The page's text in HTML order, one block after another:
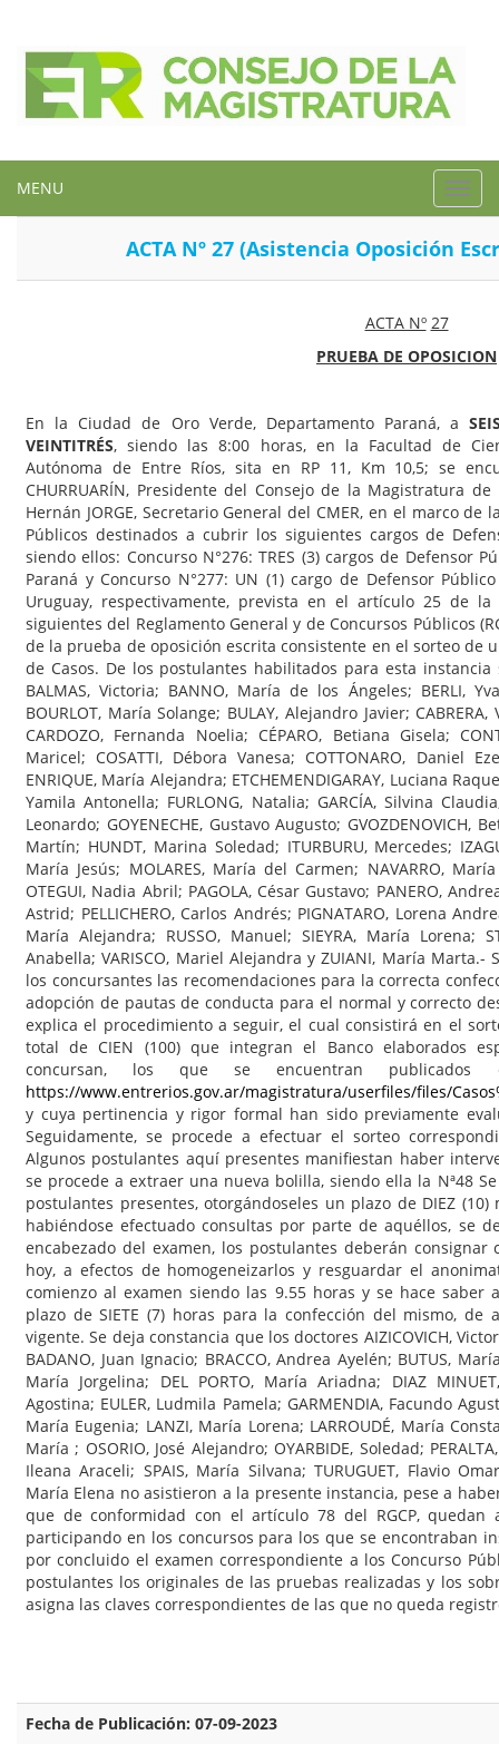
MENU
ACTA Nº 27 (Asistencia Oposición
ACTA Nº 27
PRUEBA DE OPOSICION
En la Ciudad de Oro Verde, Departamento Paraná, a
VEINTITRÉS, siendo las 8:00 horas, en la Facultad de
Autónoma de Entre Ríos, sita en RP 11, Km 10,5; se
CHURRUARÍN, Presidente del Consejo de la Magistratura
Hernán JORGE, Secretario General del CMER, en el marco
Públicos destinados a cubrir los siguientes cargos de
siendo ellos: Concurso N°276: TRES (3) cargos de Defensor
Paraná y Concurso N°277: UN (1) cargo de Defensor
Uruguay, respectivamente, prevista en el artículo 25 de
siguientes del Reglamento General y de Concursos Públicos
de la prueba de oposición escrita consistente en el sorteo de
de Casos. De los postulantes habilitados para esta
BALMAS, Victoria; BANNO, María de los Ángeles; BERLI,
BOURLOT, María Solange; BULAY, Alejandro Javier;
CARDOZO, Fernanda Noelia; CÉPARO, Betiana Gisela;
Maricel; COSATTI, Débora Vanesa; COTTONARO, Daniel
ENRIQUE, María Alejandra; ETCHEMENDIGARAY, Luciana
Yamila Antonella; FURLONG, Natalia; GARCÍA, Silvina
Leonardo; GOYENECHE, Gustavo Augusto; GVOZDENOVICH,
Martín; HUNDT, Marina Soledad; ITURBURU, Mercedes;
María Jesús; MOLARES, María del Carmen; NAVARRO,
OTEGUI, Nadia Abril; PAGOLA, César Gustavo; PANERO,
Astrid; PELLICHERO, Carlos Andrés; PIGNATARO, Lorena
María Alejandra; RUSSO, Manuel; SIEYRA, María Lorena;
Anabella; VARISCO, Mariel Alejandra y ZUIANI, María
los concursantes las recomendaciones para la correcta
adopción de pautas de conducta para el normal y correcto
explica el procedimiento a seguir, el cual consistirá en el
total de CIEN (100) que integran el Banco elaborados
concursan, los que se encuentran
https://www.entrerios.gov.ar/magistratura/userfiles/files/
y cuya pertinencia y rigor formal han sido previamente
Seguidamente, se procede a efectuar el sorteo
Algunos postulantes aquí presentes manifiestan haber
se procede a extraer una nueva bolilla, siendo ella la Nª48
postulantes presentes, otorgándoseles un plazo de DIEZ
habiéndose efectuado consultas por parte de aquéllos, se
encabezado del examen, los postulantes deberán
hoy, a efectos de homogeneizarlos y resguardar el
comienzo al examen siendo las 9.55 horas y se hace
plazo de SIETE (7) horas para la confección del mismo,
vigente. Se deja constancia que los doctores AIZICOVICH,
BADANO, Juan Ignacio; BRACCO, Andrea Ayelén; BUTUS,
María Jorgelina; DEL PORTO, María Ariadna; DIAZ
Agostina; EULER, Ludmila Pamela; GARMENDIA, Facundo
María Eugenia; LANZI, María Lorena; LARROUDÉ, María
María ; OSORIO, José Alejandro; OYARBIDE, Soledad;
Ileana Araceli; SPAIS, María Silvana; TURUGUET, Flavio
María Elena no asistieron a la presente instancia, pese a
que de conformidad con el artículo 78 del RGCP, quedan
participando en los concursos para los que se encontraban
por concluido el examen correspondiente a los Concurso
postulantes los originales de las pruebas realizadas y los
asigna las claves correspondientes de las que no queda
Fecha de Publicación: 07-09-2023